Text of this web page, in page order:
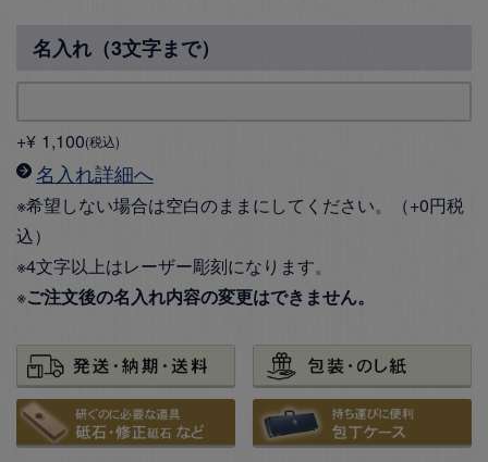
名入れ（3文字まで）
+¥ 1,100 税込
名入れ詳細へ
※希望しない場合は空白のままにしてください。（+0円税
込）
※4文字以上はレーザー彫刻になります。
※ご注文後の名入れ内容の変更はできません。